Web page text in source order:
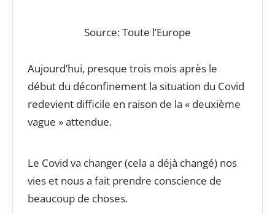
Source: Toute l’Europe
Aujourd’hui, presque trois mois après le
début du déconfinement la situation du Covid
redevient difficile en raison de la « deuxième
vague » attendue.
Le Covid va changer (cela a déjà changé) nos
vies et nous a fait prendre conscience de
beaucoup de choses.